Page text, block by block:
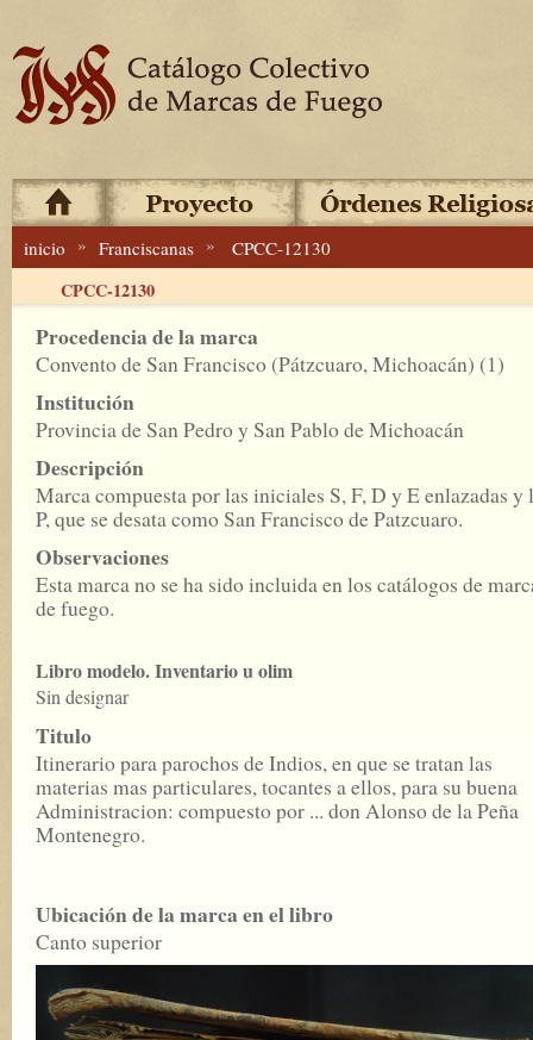
inicio » Franciscanas » CPCC-12130
CPCC-12130
Procedencia de la marca
Convento de San Francisco (Pátzcuaro, Michoacán) (1)
Institución
Provincia de San Pedro y San Pablo de Michoacán
Descripción
Marca compuesta por las iniciales S, F, D y E enlazadas y
P, que se desata como San Francisco de Patzcuaro.
Observaciones
Esta marca no se ha sido incluida en los catálogos de
de fuego.
Libro modelo. Inventario u olim
Sin designar
Titulo
Itinerario para parochos de Indios, en que se tratan las
materias mas particulares, tocantes a ellos, para su buena
Administracion: compuesto por ... don Alonso de la Peña
Montenegro.
Ubicación de la marca en el libro
Canto superior